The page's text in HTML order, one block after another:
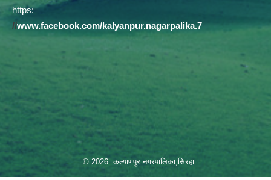
https:
//www.facebook.com/kalyanpur.nagarpalika.7
© 2026 कल्याणपुर नगरपालिका,सिरहा